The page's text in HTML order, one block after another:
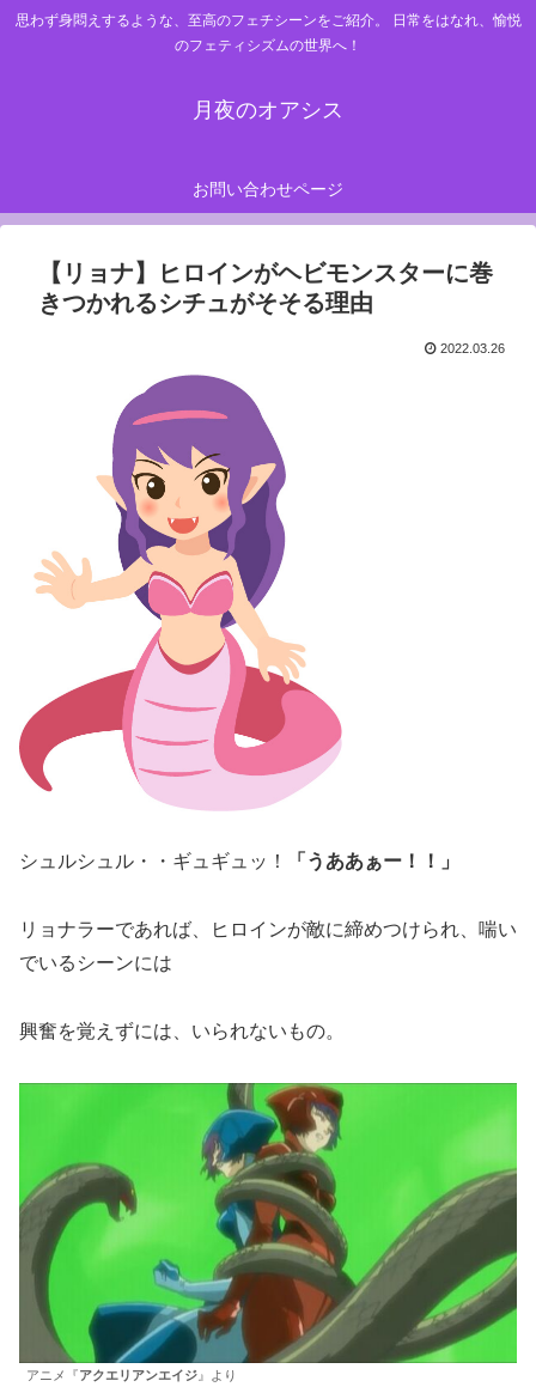
思わず身悶えするような、至高のフェチシーンをご紹介。 日常をはなれ、愉悦
のフェティシズムの世界へ！
月夜のオアシス
お問い合わせページ
【リョナ】ヒロインがヘビモンスターに巻
きつかれるシチュがそそる理由
2022.03.26
シュルシュル・・ギュギュッ！ 「うああぁー！！」
リョナラーであれば、ヒロインが敵に締めつけられ、喘い
でいるシーンには
興奮を覚えずには、いられないもの。
アニメ『アクエリアンエイジ 』より